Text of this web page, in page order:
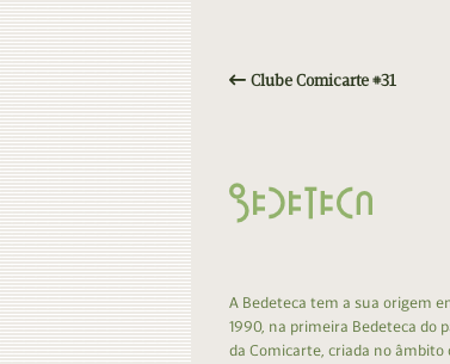
Clube Comicarte #31
A Bedeteca tem a sua origem
1990, na primeira Bedeteca do
da Comicarte, criada no âmbito